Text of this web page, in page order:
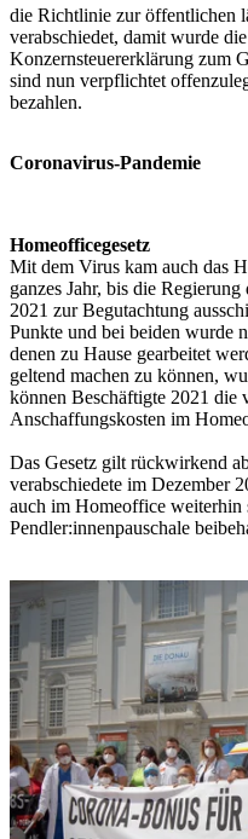
die Richtlinie zur öffentlichen
verabschiedet, damit wurde
Konzernsteuererklärung zum
sind nun verpflichtet
bezahlen.
Coronavirus-Pandemie
Homeofficegesetz
Mit dem Virus kam auch das
ganzes Jahr, bis die Regierung
2021 zur Begutachtung
Punkte und bei beiden wurde
denen zu Hause gearbeitet
geltend machen zu können,
können Beschäftigte 2021 die
Anschaffungskosten im
Das Gesetz gilt rückwirkend
verabschiedete im Dezember
auch im Homeoffice weiterhin
Pendler:innenpauschale